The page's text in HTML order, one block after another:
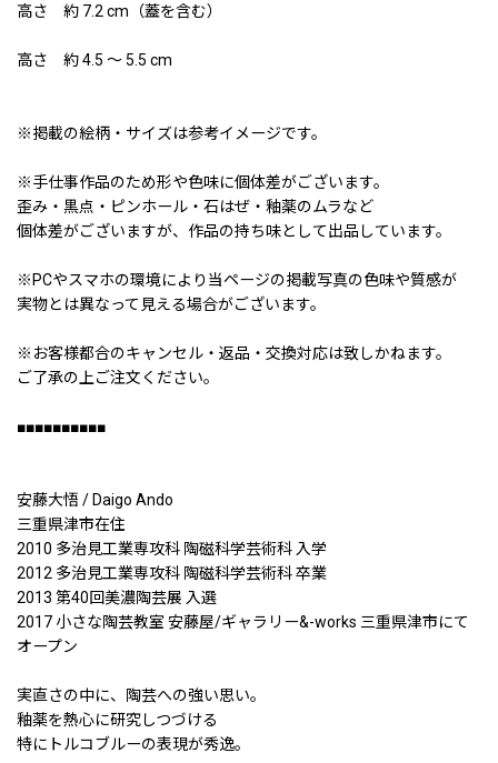
高さ 約 7.2 cm（蓋を含む）
高さ 約 4.5 〜 5.5 cm
※掲載の絵柄・サイズは参考イメージです。
※手仕事作品のため形や色味に個体差がございます。
歪み・黒点・ピンホール・石はぜ・釉薬のムラなど
個体差がございますが、作品の持ち味として出品しています。
※PCやスマホの環境により当ページの掲載写真の色味や質感が
実物とは異なって見える場合がございます。
※お客様都合のキャンセル・返品・交換対応は致しかねます。
ご了承の上ご注文ください。
■■■■■■■■■■
安藤大悟 / Daigo Ando
三重県津市在住
2010 多治見工業専攻科 陶磁科学芸術科 入学
2012 多治見工業専攻科 陶磁科学芸術科 卒業
2013 第40回美濃陶芸展 入選
2017 小さな陶芸教室 安藤屋/ギャラリー&-works 三重県津市にて
オープン
実直さの中に、陶芸への強い思い。
釉薬を熱心に研究しつづける
特にトルコブルーの表現が秀逸。